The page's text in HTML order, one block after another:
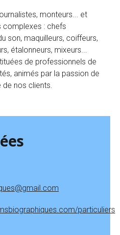
monteurs... et
complexes : chefs
son, maquilleurs, coiffeurs,
étalonneurs, mixeurs...
de professionnels de
animés par la passion de
de nos clients.
particuliers